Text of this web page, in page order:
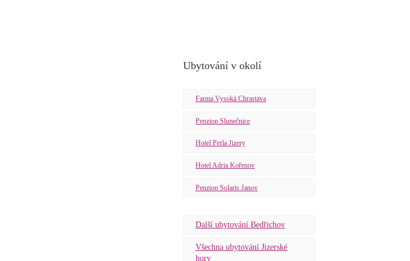
Ubytování v okolí
Farma Vysoká Chrastava
Penzion Slunečnice
Hotel Perla Jizery
Hotel Adria Kořenov
Penzion Solaris Janov
Další ubytování Bedřichov
Všechna ubytování Jizerské
hory